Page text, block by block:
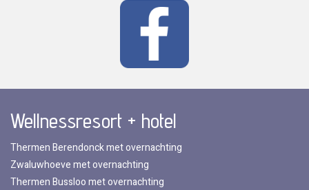
Wellnessresort + hotel
Thermen Berendonck met overnachting
Zwaluwhoeve met overnachting
Thermen Bussloo met overnachting